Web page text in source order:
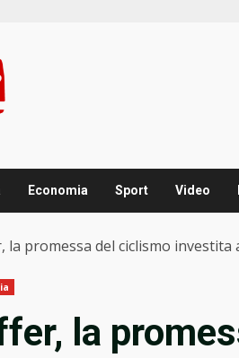
Economia Sport Video
la promessa del ciclismo
la